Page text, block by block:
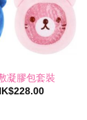
凝膠包套裝
228.00價